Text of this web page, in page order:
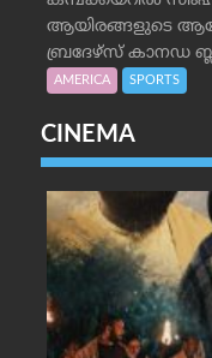
ആയിരങ്ങളുടെ
ബ്രദേഴ്‌സ് കാനഡ
AMERICA SPORTS
CINEMA